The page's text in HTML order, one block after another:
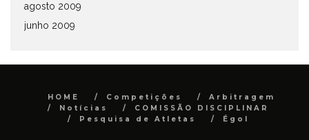
agosto 2009
junho 2009
HOME Competições
Arbitragem
Notícias
COMISSÃO DISCIPLINAR
Pesquisa de Atletas
Égol